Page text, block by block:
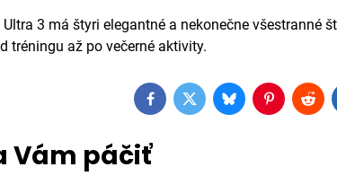
Ultra 3 má štyri elegantné a nekonečne
tréningu až po večerné aktivity.
FacebookTwitterBlueskyPinterest
Vám páčiť